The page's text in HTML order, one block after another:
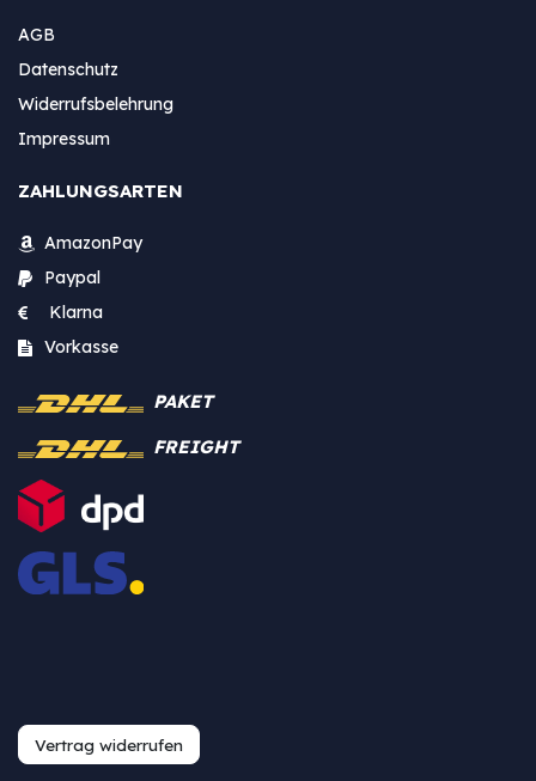
AGB
Datenschutz
Widerrufsbelehrung
Impressum
ZAHLUNGSARTEN
AmazonPay
Paypal
Klarna
Vorkasse
PAKET
FREIGHT
Vertrag widerrufen